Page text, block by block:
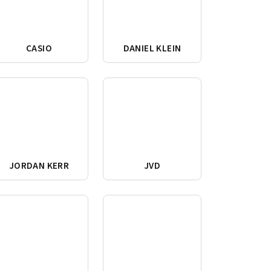
CASIO DANIEL KLEIN
JORDAN KERR JVD